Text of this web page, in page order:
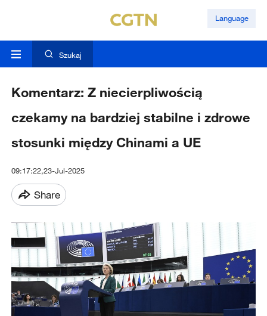
Language
Szukaj
Komentarz: Z niecierpliwością
czekamy na bardziej stabilne i zdrowe
stosunki między Chinami a UE
09:17:22,23-Jul-2025
Share